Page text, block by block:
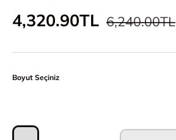
İndirimli fiyat
4,320.90TL Normal fiyat
6,240.00TL
Boyut Seçiniz